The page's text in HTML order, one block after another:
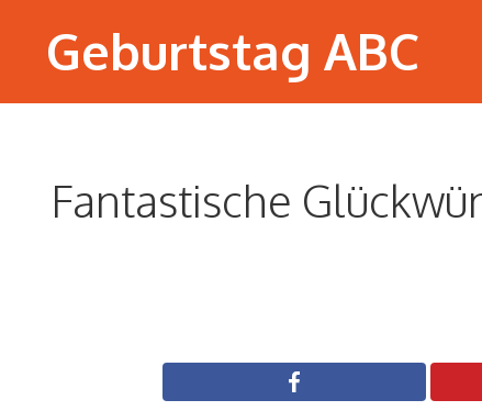
Geburtstag ABC
Fantastische